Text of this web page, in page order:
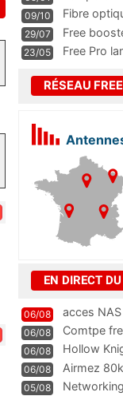
09/10
Fibre
pass
29/07
Free
23/05 Free Pro
RÉSEAU
EN DIRECT
06/08 acces
06/08 Comtpe
06/08 Hollow
06/08
Airmez
05/08